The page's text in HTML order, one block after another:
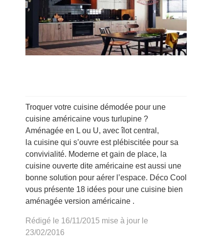
Troquer votre cuisine démodée pour une
cuisine américaine vous turlupine ?
Aménagée en L ou U, avec îlot central,
la cuisine qui s’ouvre est plébiscitée pour sa
convivialité. Moderne et gain de place, la
cuisine ouverte dite américaine est aussi une
bonne solution pour aérer l’espace. Déco Cool
vous présente 18 idées pour une cuisine bien
aménagée version américaine .
Rédigé le 16/11/2015 mise à jour le
23/02/2016